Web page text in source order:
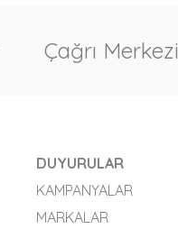
Çağrı Merkezi
DUYURULAR
KAMPANYALAR
MARKALAR